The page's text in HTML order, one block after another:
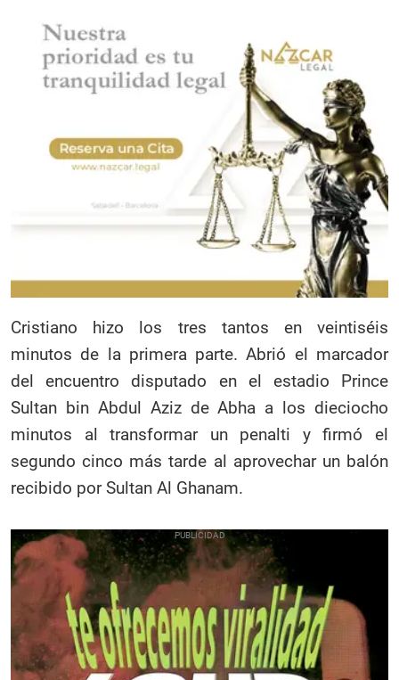
Cristiano hizo los tres tantos en veintiséis
minutos de la primera parte. Abrió el marcador
del encuentro disputado en el estadio Prince
Sultan bin Abdul Aziz de Abha a los dieciocho
minutos al transformar un penalti y firmó el
segundo cinco más tarde al aprovechar un balón
recibido por Sultan Al Ghanam.